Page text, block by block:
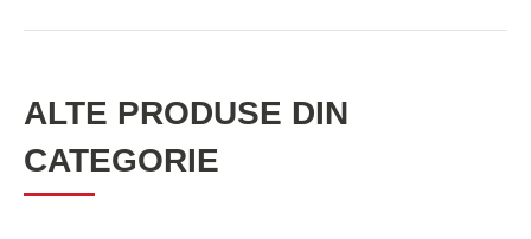
ALTE PRODUSE DIN
CATEGORIE